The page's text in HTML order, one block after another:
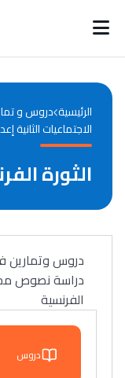
Annonces bourses
الرئيسية دروس و
الاجتماعيات الثانية
الثورة
دروس وتمارين
دراسة نصوص
الفرنسية
دروس